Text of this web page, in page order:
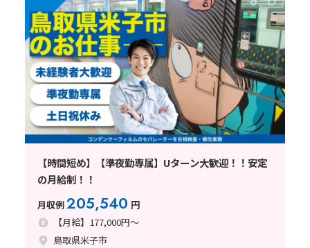
【時間短め】【準夜勤専属】Uターン大歓迎！！安定
の月給制！！
月収例205,540 円
【月給】177,000円～
鳥取県米子市